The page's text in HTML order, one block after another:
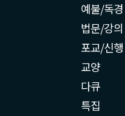
예불/독경
법문/강의
포교/신행
교양
다큐
특집